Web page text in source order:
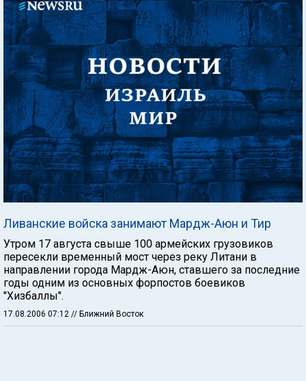
Ливанские войска занимают Мардж-Аюн и Тир
Утром 17 августа свыше 100 армейских грузовиков
пересекли временный мост через реку Литани в
направлении города Мардж-Аюн, ставшего за последние
годы одним из основных форпостов боевиков
"Хизбаллы".
17.08.2006 07:12 // Ближний Восток